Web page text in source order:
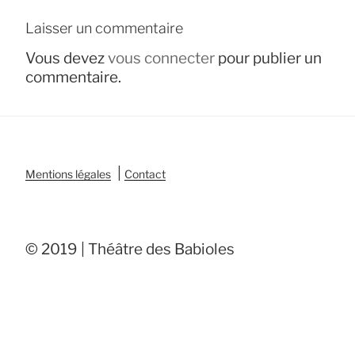
Laisser un commentaire
Vous devezvous connecter pour publier un
commentaire.
Mentions légales Contact
© 2019 | Théâtre des Babioles